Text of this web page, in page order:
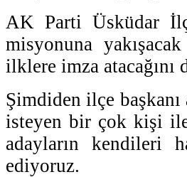
AK Parti Üsküdar
misyonuna
ilklere imza atacağını
Şimdiden ilçe
isteyen bir çok kişi
adayların kendileri
ediyoruz.